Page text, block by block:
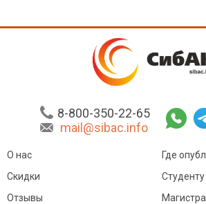
8-800-350-22-65
mail@sibac.info
О нас
Скидки
Отзывы
Где
Студенту